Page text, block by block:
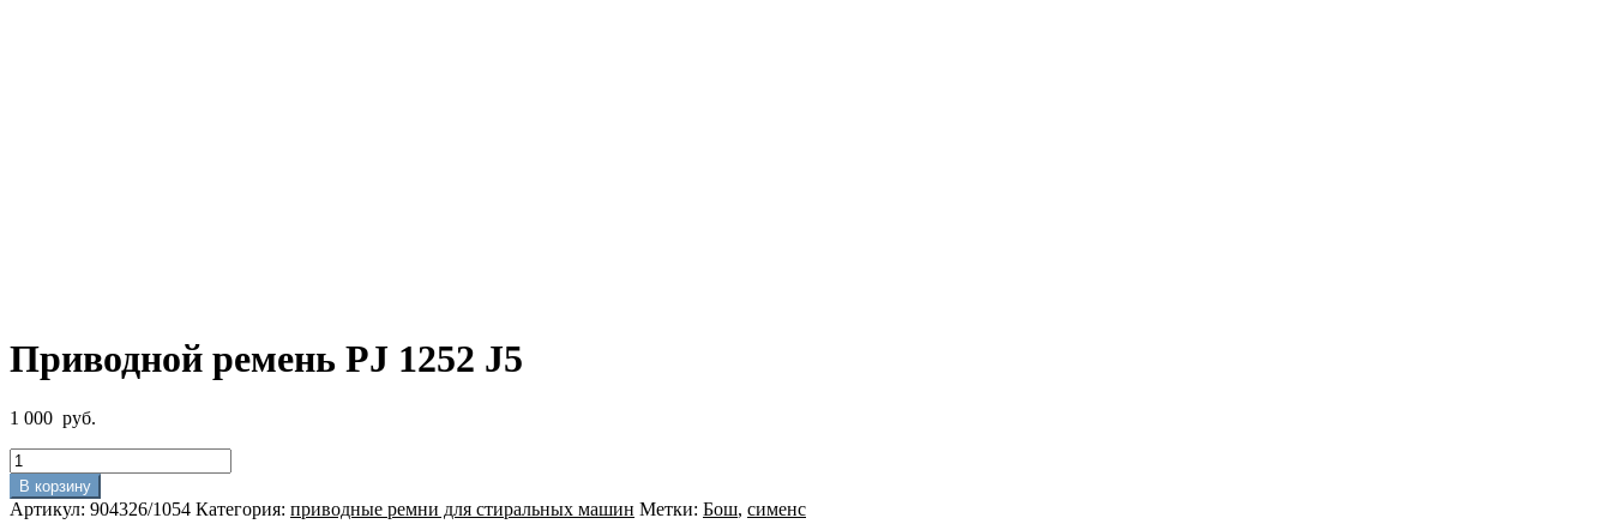
Приводной ремень PJ 1252 J5
1 000 руб.
Количество
товара
Приводной
ремень
В корзину
Артикул: 904326/1054 Категория: приводные ремни для стиральных машин Метки: Бош, сименс